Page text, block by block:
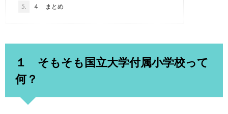
5. ４ まとめ
１ そもそも国立大学付属小学校って
何？